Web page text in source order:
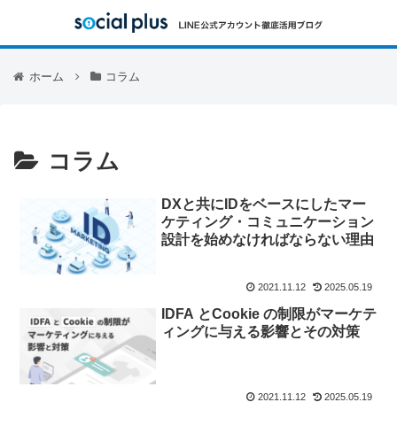
ホーム コラム
コラム
DXと共にIDをベースにしたマー
ケティング・コミュニケーション
設計を始めなければならない理由
2021.11.12 2025.05.19
IDFA とCookie の制限がマーケテ
ィングに与える影響とその対策
2021.11.12 2025.05.19